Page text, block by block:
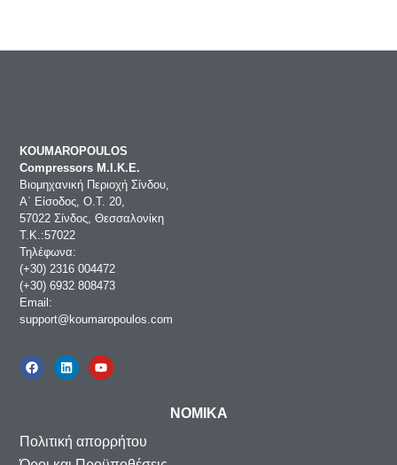
KOUMAROPOULOS
Compressors Μ.Ι.Κ.Ε.
Βιομηχανική Περιοχή Σίνδου,
Α΄ Είσοδος, Ο.Τ. 20,
57022 Σίνδος, Θεσσαλονίκη
Τ.Κ.:57022
Τηλέφωνα:
(+30) 2316 004472
(+30) 6932 808473
Email:
support@koumaropoulos.com
ΝΟΜΙΚΑ
Πολιτική απορρήτου